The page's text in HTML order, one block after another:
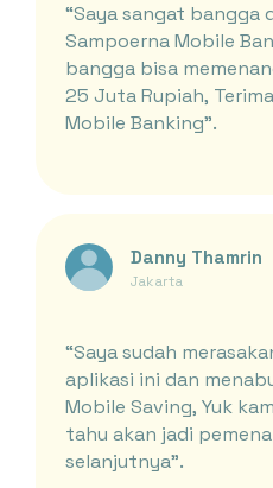
“Saya sangat bangga
Sampoerna Mobile
bangga bisa
25 Juta Rupiah,
Mobile Banking”.
Danny Thamrin
Jakarta
“Saya sudah
aplikasi ini dan
Mobile Saving, Yuk
tahu akan jadi
selanjutnya”.